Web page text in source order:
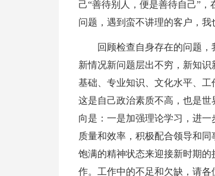
己“善待别人，便是善待自己”
问题，遇到蛮不讲理的客户，我
回顾检查自身存在的问题
新情况新问题层出不穷，新知
基础、专业知识、文化水平、工
这是自己政治素质不高，也是
向是：一是加强理论学习，进
质量和效率，积极配合领导和
饱满的精神状态来迎接新时期
作。工作中的不足和欠缺，请各